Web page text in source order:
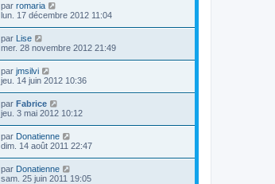
par romaria
lun. 17 décembre 2012 11:04
par Lise
mer. 28 novembre 2012 21:49
par jmsilvi
jeu. 14 juin 2012 10:36
par Fabrice
jeu. 3 mai 2012 10:12
par Donatienne
dim. 14 août 2011 22:47
par Donatienne
sam. 25 juin 2011 19:05